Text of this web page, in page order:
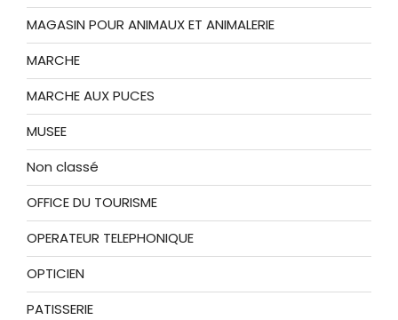
MAGASIN POUR ANIMAUX ET ANIMALERIE
MARCHE
MARCHE AUX PUCES
MUSEE
Non classé
OFFICE DU TOURISME
OPERATEUR TELEPHONIQUE
OPTICIEN
PATISSERIE